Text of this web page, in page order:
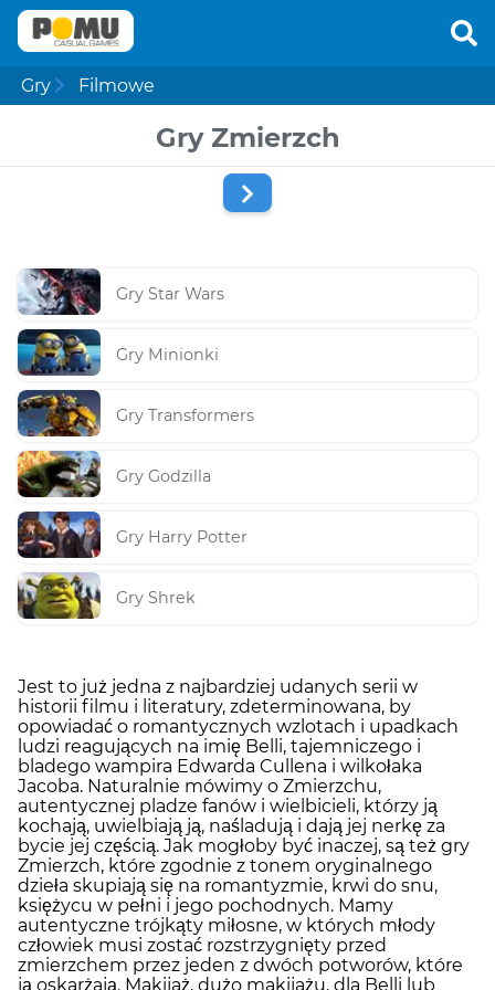
Gry Filmowe
Gry Zmierzch
Gry Star Wars
Gry Minionki
Gry Transformers
Gry Godzilla
Gry Harry Potter
Gry Shrek
Jest to już jedna z najbardziej udanych serii w
historii filmu i literatury, zdeterminowana, by
opowiadać o romantycznych wzlotach i upadkach
ludzi reagujących na imię Belli, tajemniczego i
bladego wampira Edwarda Cullena i wilkołaka
Jacoba. Naturalnie mówimy o Zmierzchu,
autentycznej pladze fanów i wielbicieli, którzy ją
kochają, uwielbiają ją, naśladują i dają jej nerkę za
bycie jej częścią. Jak mogłoby być inaczej, są też gry
Zmierzch, które zgodnie z tonem oryginalnego
dzieła skupiają się na romantyzmie, krwi do snu,
księżycu w pełni i jego pochodnych. Mamy
autentyczne trójkąty miłosne, w których młody
człowiek musi zostać rozstrzygnięty przed
zmierzchem przez jeden z dwóch potworów, które
ją oskarżają. Makijaż, dużo makijażu, dla Belli lub